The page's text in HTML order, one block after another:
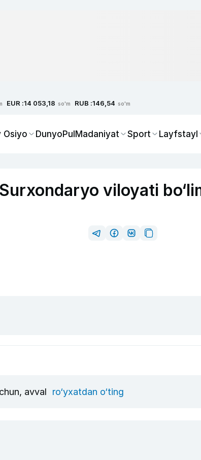
EUR :14 053,18 so'm RUB :146,54 so'm
Osiyo DunyoPulMadaniyat Sport Layfstayl
viloyati
avval ro‘yxatdan o‘ting